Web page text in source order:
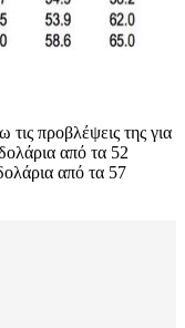
προβλέψεις της για
από τα 52
από τα 57